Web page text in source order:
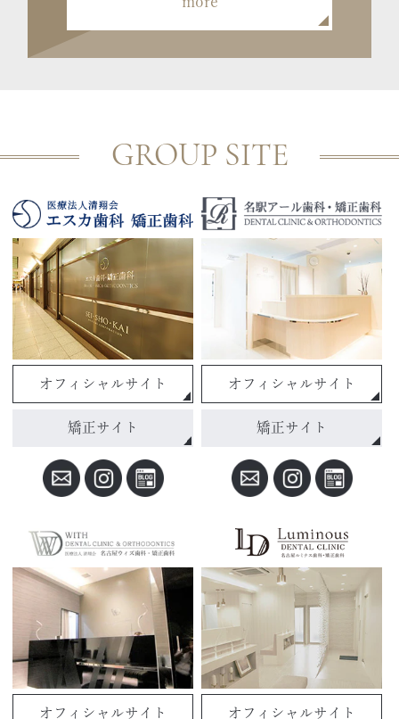
GROUP SITE
オフィシャルサイト
矯正サイト
オフィシャルサイト
矯正サイト
オフィシャルサイト オフィシャルサイト